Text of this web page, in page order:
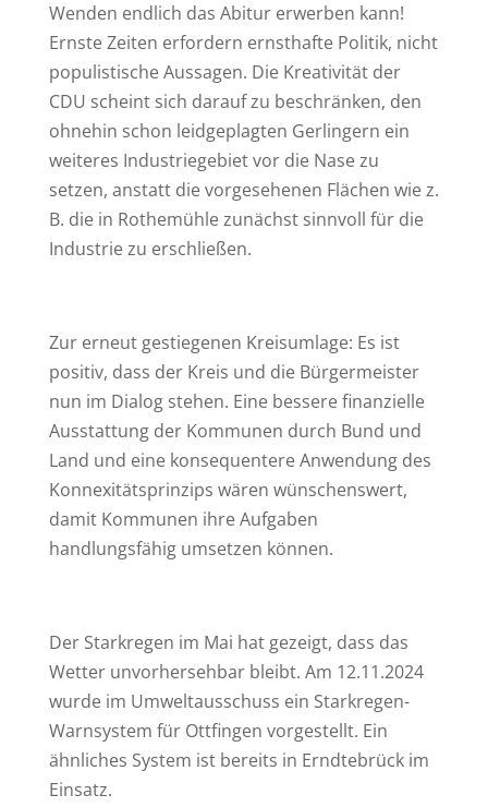
Wenden endlich das Abitur erwerben kann!
Ernste Zeiten erfordern ernsthafte Politik, nicht
populistische Aussagen. Die Kreativität der
CDU scheint sich darauf zu beschränken, den
ohnehin schon leidgeplagten Gerlingern ein
weiteres Industriegebiet vor die Nase zu
setzen, anstatt die vorgesehenen Flächen wie z.
B. die in Rothemühle zunächst sinnvoll für die
Industrie zu erschließen.
Zur erneut gestiegenen Kreisumlage: Es ist
positiv, dass der Kreis und die Bürgermeister
nun im Dialog stehen. Eine bessere finanzielle
Ausstattung der Kommunen durch Bund und
Land und eine konsequentere Anwendung des
Konnexitätsprinzips wären wünschenswert,
damit Kommunen ihre Aufgaben
handlungsfähig umsetzen können.
Der Starkregen im Mai hat gezeigt, dass das
Wetter unvorhersehbar bleibt. Am 12.11.2024
wurde im Umweltausschuss ein Starkregen-
Warnsystem für Ottfingen vorgestellt. Ein
ähnliches System ist bereits in Erndtebrück im
Einsatz.